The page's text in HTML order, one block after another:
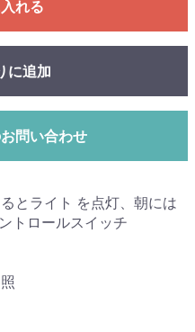
れる
に追加
問い合わせ
とライト を点灯、朝には
トロールスイッチ